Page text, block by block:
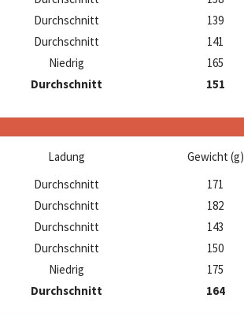
Durchschnitt 139
Durchschnitt 141
Niedrig 165
Durchschnitt 151
Ladung Gewicht (g)
Durchschnitt 171
Durchschnitt 182
Durchschnitt 143
Durchschnitt 150
Niedrig 175
Durchschnitt 164